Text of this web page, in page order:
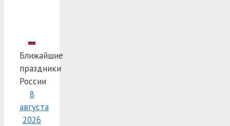
Ближайшие
праздники
России
8
августа
2026